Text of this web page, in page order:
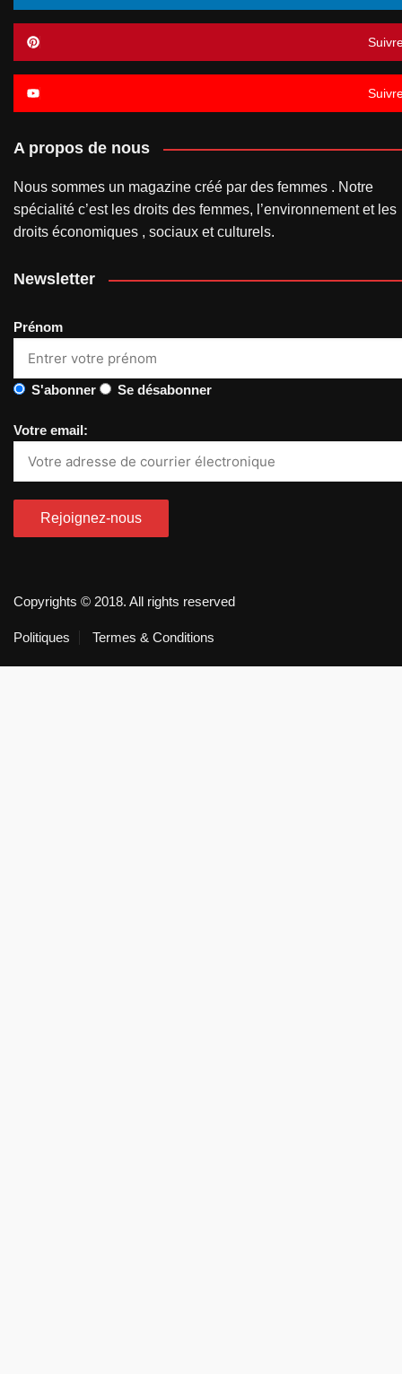
A propos de nous
Nous sommes un magazine créé par des femmes . Notre
spécialité c’est les droits des femmes, l’environnement et les
droits économiques , sociaux et culturels.
Newsletter
Prénom
S'abonner Se désabonner
Votre email:
Copyrights © 2018. All rights reserved
Politiques Termes & Conditions